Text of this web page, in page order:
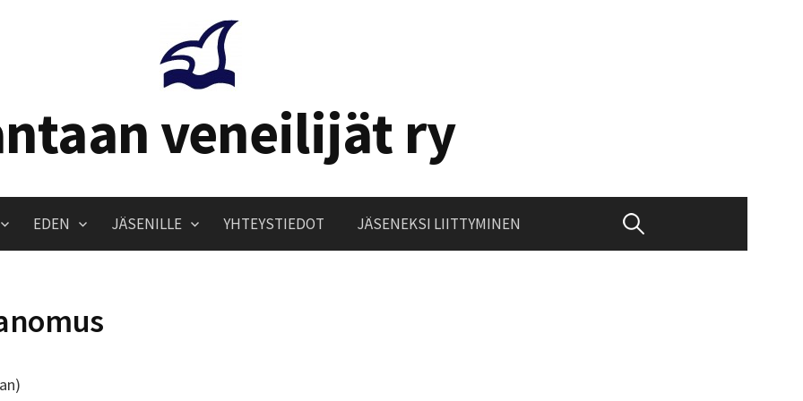
veneilijät ry
EDEN JÄSENILLE YHTEYSTIEDOT JÄSENEKSI LIITTYMINEN Haku: